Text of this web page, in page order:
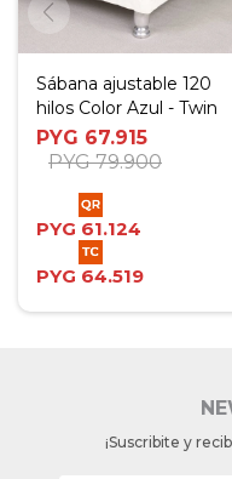
Sábana ajustable 120
hilos Color Azul - Twin
PYG 67.915
PYG 79.900
PYG 61.124
PYG 64.519
¡Suscribite y